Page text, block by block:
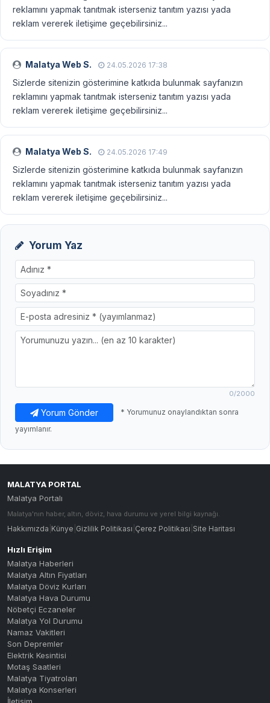
reklamını yapmak tanıtmak isterseniz tanıtım yazısı yada
reklam vererek iletişime geçebilirsiniz...
Malatya Web S. 24.05.2026 17:38
Sizlerde sitenizin gösterimine katkıda bulunmak sayfanızın
reklamını yapmak tanıtmak isterseniz tanıtım yazısı yada
reklam vererek iletişime geçebilirsiniz...
Malatya Web S. 24.05.2026 17:49
Sizlerde sitenizin gösterimine katkıda bulunmak sayfanızın
reklamını yapmak tanıtmak isterseniz tanıtım yazısı yada
reklam vererek iletişime geçebilirsiniz...
Yorum Yaz
0/2000
Yorum Gönder
* Yorumunuz onaylandıktan sonra
yayımlanır.
MALATYA PORTAL
Malatya Portalı
Malatya'nın haber, altın, döviz, hava durumu ve yerel bilgi kaynağı.
Hakkımızda Künye Gizlilik Politikası Çerez Politikası Site Haritası
Hızlı Erişim
Malatya Haberleri
Malatya Altın Fiyatları
Malatya Döviz Kurları
Malatya Hava Durumu
Nöbetçi Eczaneler
Malatya Yol Durumu
Namaz Vakitleri
Son Depremler
Elektrik Kesintisi
Motaş Saatleri
Malatya Tiyatroları
Malatya Konserleri